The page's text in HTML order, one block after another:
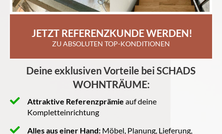
JETZT REFERENZKUNDE WERDEN!
ZU ABSOLUTEN TOP-KONDITIONEN
Deine exklusiven Vorteile bei SCHADS
WOHNTRÄUME:
Attraktive Referenzprämie auf deine
Kompletteinrichtung
Alles aus einer Hand: Möbel, Planung, Lieferung,